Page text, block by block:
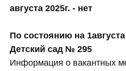
августа 2025г. - нет
По состоянию на
Детский сад № 295
Информация о вакантных